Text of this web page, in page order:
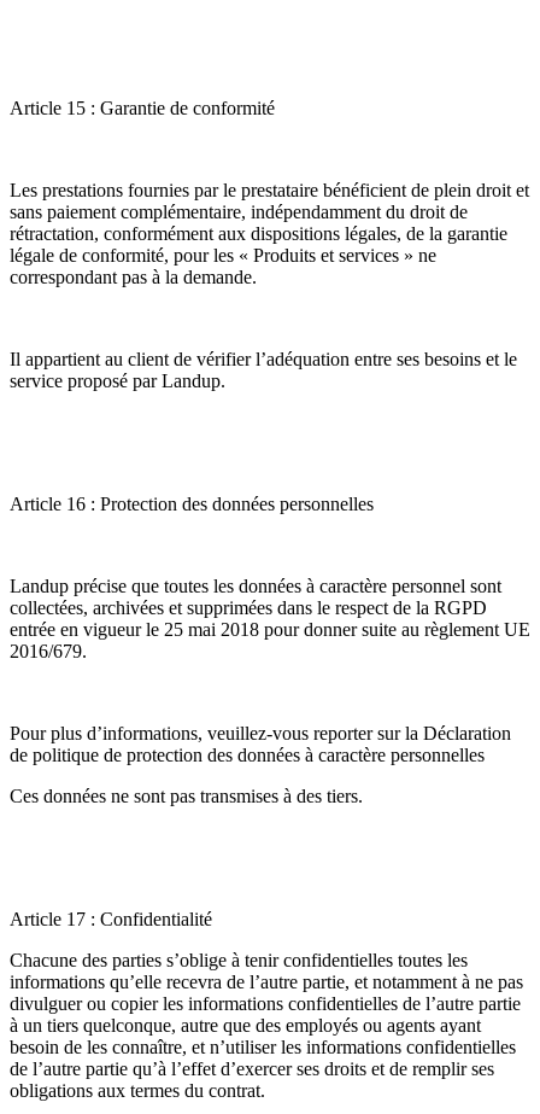
Article 15 : Garantie de conformité
Les prestations fournies par le prestataire bénéficient de plein droit et
sans paiement complémentaire, indépendamment du droit de
rétractation, conformément aux dispositions légales, de la garantie
légale de conformité, pour les « Produits et services » ne
correspondant pas à la demande.
Il appartient au client de vérifier l’adéquation entre ses besoins et le
service proposé par Landup.
Article 16 : Protection des données personnelles
Landup précise que toutes les données à caractère personnel sont
collectées, archivées et supprimées dans le respect de la RGPD
entrée en vigueur le 25 mai 2018 pour donner suite au règlement UE
2016/679.
Pour plus d’informations, veuillez-vous reporter sur la Déclaration
de politique de protection des données à caractère personnelles
Ces données ne sont pas transmises à des tiers.
Article 17 : Confidentialité
Chacune des parties s’oblige à tenir confidentielles toutes les
informations qu’elle recevra de l’autre partie, et notamment à ne pas
divulguer ou copier les informations confidentielles de l’autre partie
à un tiers quelconque, autre que des employés ou agents ayant
besoin de les connaître, et n’utiliser les informations confidentielles
de l’autre partie qu’à l’effet d’exercer ses droits et de remplir ses
obligations aux termes du contrat.